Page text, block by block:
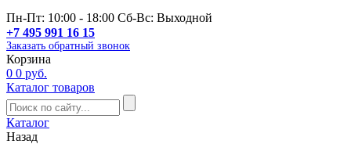
Пн-Пт: 10:00 - 18:00 Сб-Вс: Выходной
+7 495 991 16 15
Заказать обратный звонок
Корзина
0 0 руб.
Каталог товаров
Каталог
Назад